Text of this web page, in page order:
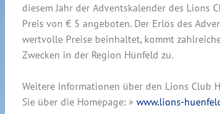
diesem Jahr der Adventskalender des Lions
Preis von € 5 angeboten. Der Erlös des
wertvolle Preise beinhaltet, kommt
Zwecken in der Region Hünfeld zu.
Weitere Informationen über den Lions Club
Sie über die Homepage: »www.lions-